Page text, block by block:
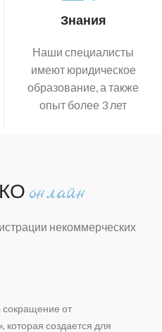
Знания
Наши специалисты
имеют юридическое
образование, а также
опыт более 3 лет
онлайн
некоммерческих
от
которая создается для